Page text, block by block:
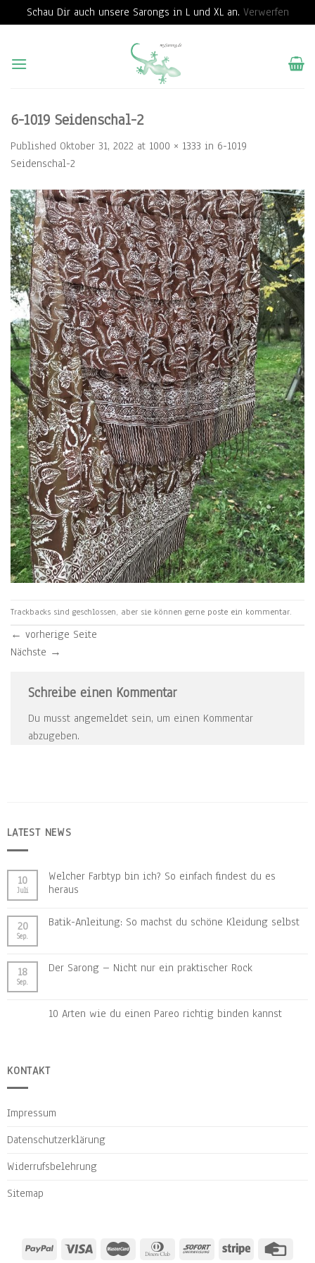
Schau Dir auch unsere Sarongs in L und XL an. Verwerfen
content
6-1019 Seidenschal-2
Published Oktober 31, 2022 at 1000 × 1333 in 6-1019
Seidenschal-2
Trackbacks sind geschlossen, aber sie können gerne poste ein kommentar.
← vorherige Seite
Nächste →
Schreibe einen Kommentar
Du musst angemeldet sein, um einen Kommentar
abzugeben.
LATEST NEWS
10
Juli
Welcher Farbtyp bin ich? So einfach findest du es
heraus
20
Sep.
Batik-Anleitung: So machst du schöne Kleidung selbst
18
Sep.
Der Sarong – Nicht nur ein praktischer Rock
10 Arten wie du einen Pareo richtig binden kannst
KONTAKT
Impressum
Datenschutzerklärung
Widerrufsbelehrung
Sitemap